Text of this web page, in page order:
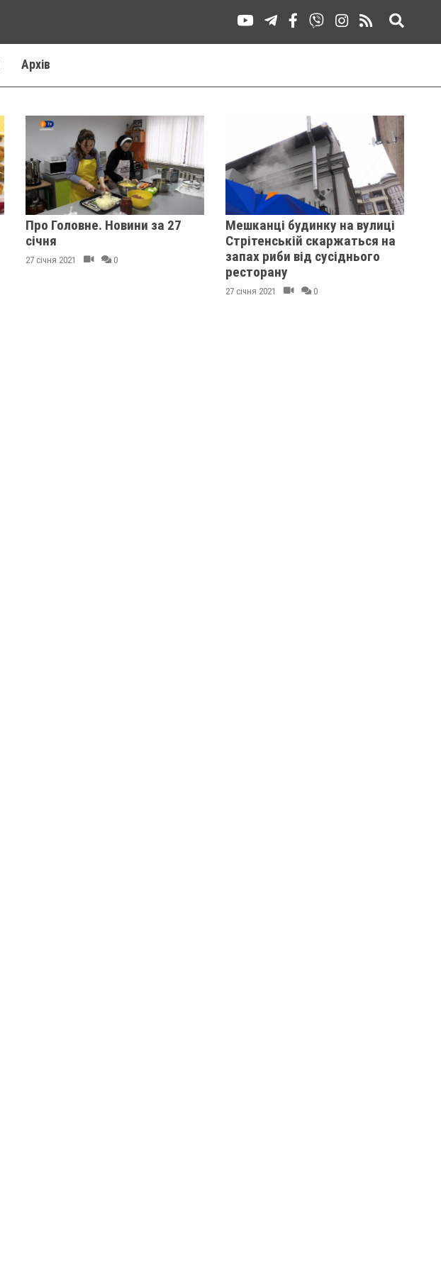
Aрхів
Про Головне. Новини за 27
січня
27 січня 2021 0
Мешканці будинку на вулиці
Стрітенській скаржаться на
запах риби від сусіднього
ресторану
27 січня 2021 0